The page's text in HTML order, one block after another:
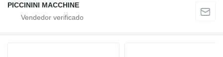
PICCININI MACCHINE